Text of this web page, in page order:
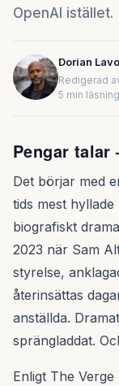
OpenAI istället.
Dorian
Redigerad
5 min läsning
Pengar talar
Det börjar med
tids mest
biografiskt
2023 när Sam
styrelse,
återinsättas
anställda.
sprängladdat.
Enligt The